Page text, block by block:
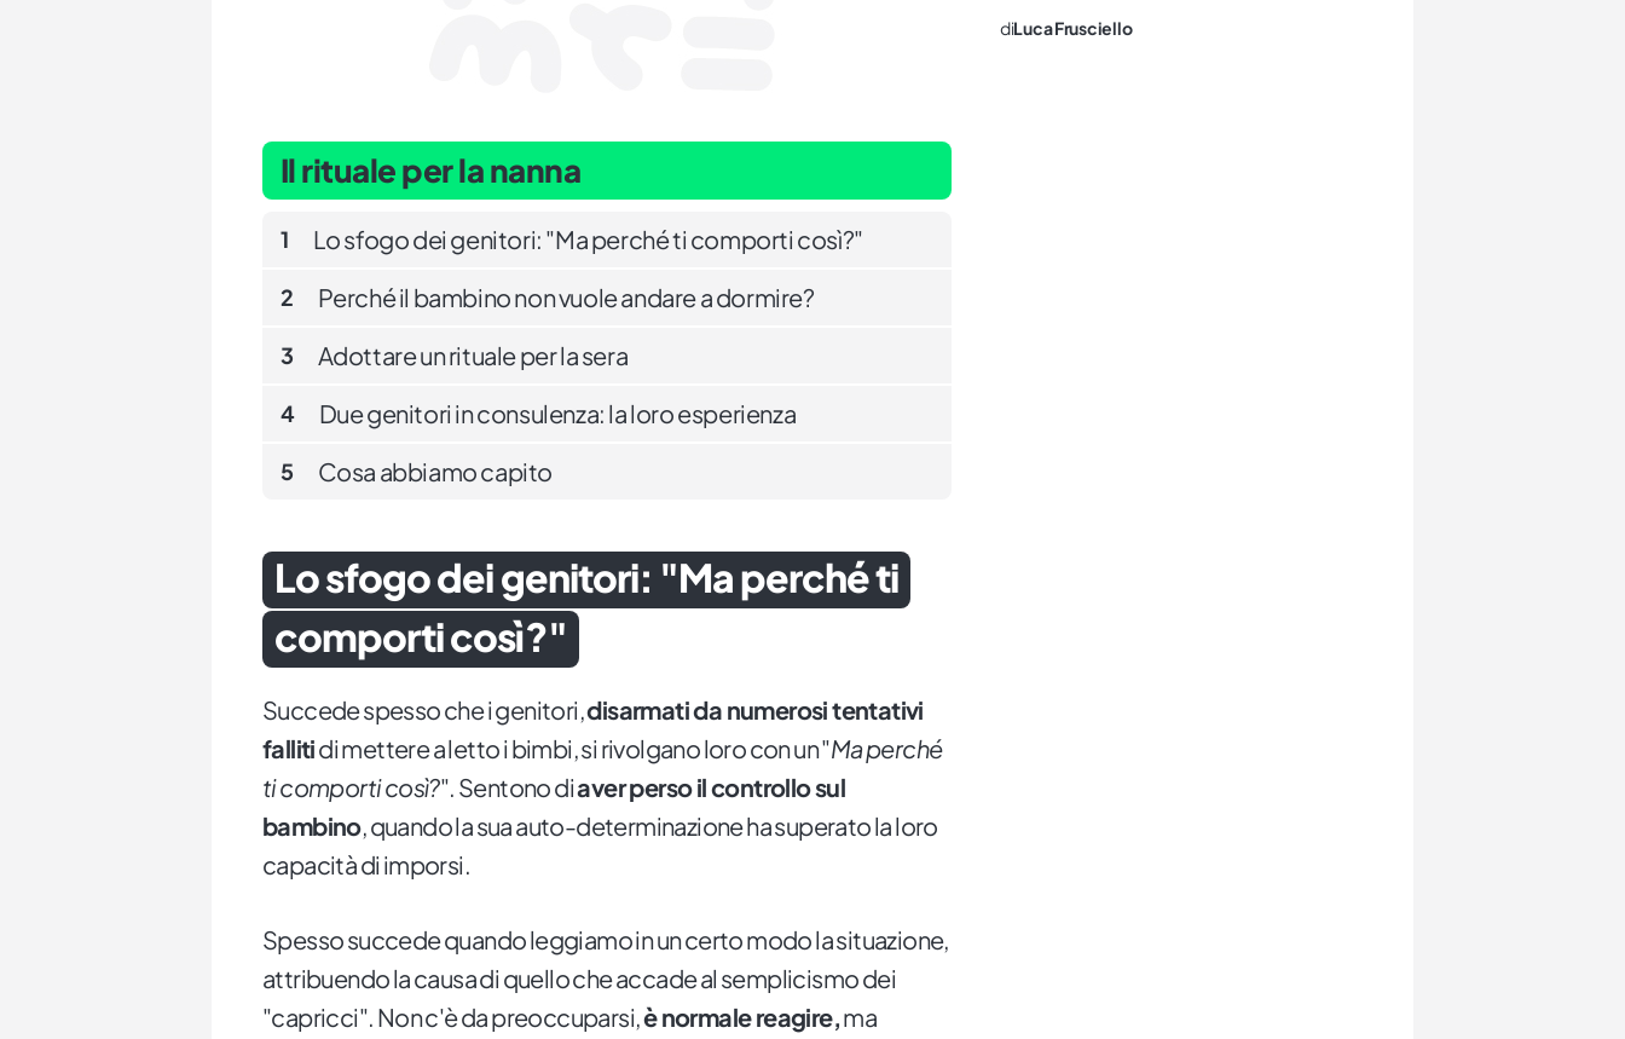
Il rituale per la nanna
1 Lo sfogo dei genitori: "Ma perché ti comporti così?"
2 Perché il bambino non vuole andare a dormire?
3 Adottare un rituale per la sera
4 Due genitori in consulenza: la loro esperienza
5 Cosa abbiamo capito
Lo sfogo dei genitori: "Ma perché ti
comporti così?"
Succede spesso che i genitori,disarmati da numerosi tentativi
fallitidi mettere a letto i bimbi, si rivolgano loro con un "Ma perché
ti comporti così?". Sentono diaver perso il controllo sul
bambino, quando la sua auto-determinazione ha superato la loro
capacità di imporsi.
Spesso succede quando leggiamo in un certo modo la situazione,
attribuendo la causa di quello che accade al semplicismo dei
"capricci". Non c'è da preoccuparsi,è normale reagire,ma
diLuca Frusciello